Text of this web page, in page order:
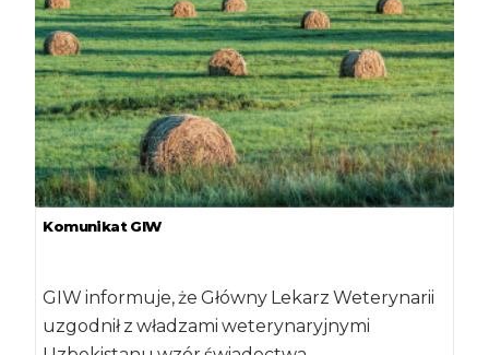
Komunikat GIW
GIW informuje, że Główny Lekarz Weterynarii
uzgodnił z władzami weterynaryjnymi